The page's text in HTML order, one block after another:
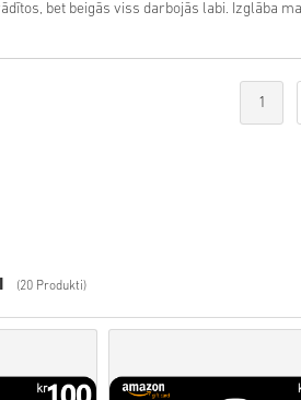
bet beigās viss darbojās labi. Izglāba
1
(20 Produkti)